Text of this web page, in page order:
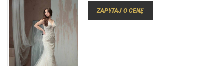
ZAPYTAJ O CENĘ